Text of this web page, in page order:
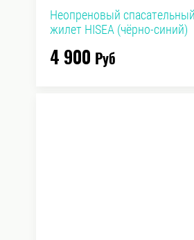
Неопреновый спасательный
жилет HISEA (чёрно-синий)
4 900 Руб